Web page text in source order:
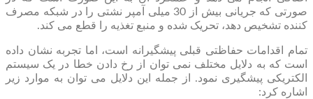
صورتی که جریانی بیش از 30 میلی آمپر نشتی را در شبکه مصرف
کننده تشخیص دهد، تحریک شده و منبع تغذیه را قطع می کند.
تمام اقدامات حفاظتی قبلی پیشگیرانه است، اما تجربه نشان داده
است که به دلایل مختلف نمی توان از رخ دادن خطا در یک سیستم
الکتریکی پیشگیری نمود. از جمله این دلایل می توان به موارد زیر
اشاره کرد: